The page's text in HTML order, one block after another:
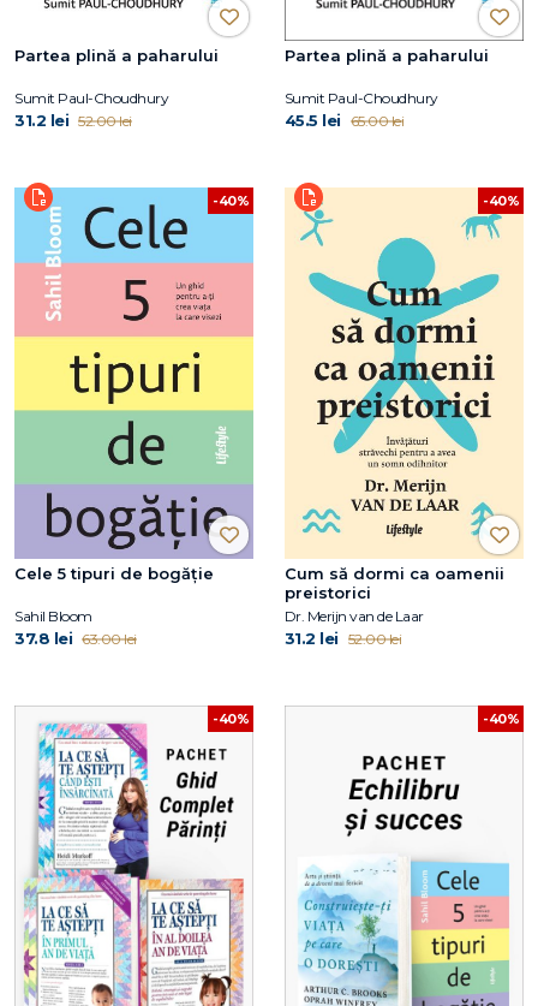
Partea plină a paharului
Sumit Paul-Choudhury
31.2 lei 52.00 lei
Partea plină a paharului
Sumit Paul-Choudhury
45.5 lei 65.00 lei
-40%
Cele 5 tipuri de bogăție
Sahil Bloom
37.8 lei 63.00 lei
-40%
Cum să dormi ca oamenii
preistorici
Dr. Merijn van de Laar
31.2 lei 52.00 lei
-40% -40%